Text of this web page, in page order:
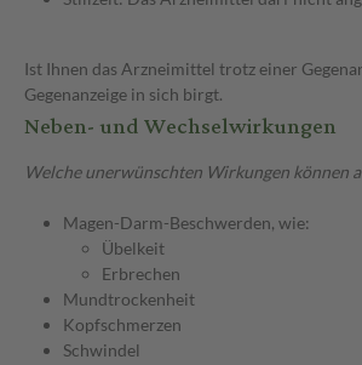
Ist Ihnen das Arzneimittel trotz einer
Gegenanzeige in sich birgt.
Neben- und Wechselwirkungen
Welche unerwünschten Wirkungen können
Magen-Darm-Beschwerden, wie:
Übelkeit
Erbrechen
Mundtrockenheit
Kopfschmerzen
Schwindel